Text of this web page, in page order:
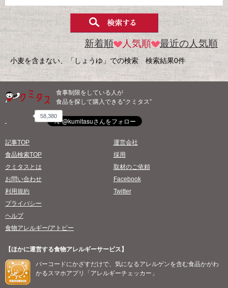
新着順 人気順 最近の人気順
小麦を含まない、「しょうゆ」での検索 検索結果0件
食事制限をしている人が
食品を探して購入できる“クミタス”
58,380
記事TOP
食品検索TOP
クミタスとは
お問い合わせ
利用規約
プライバシー
ヘルプ
食物アレルギー/アトピー
運営会社
採用
取材のご依頼
Facebook
Twitter
【ほかに運営する食物アレルギーサービス】
バーコードにかざすだけで、気になるアレルゲンを含む食品かがわ
かるスマホアプリ「アレルギーチェッカー」